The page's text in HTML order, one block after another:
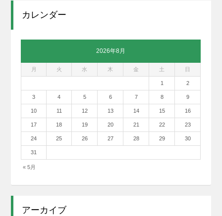
カレンダー
2026年8月
月 火 水 木 金 土 日
« 5月
1 2
3 4 5 6 7 8 9
10 11 12 13 14 15 16
17 18 19 20 21 22 23
24 25 26 27 28 29 30
31
アーカイブ